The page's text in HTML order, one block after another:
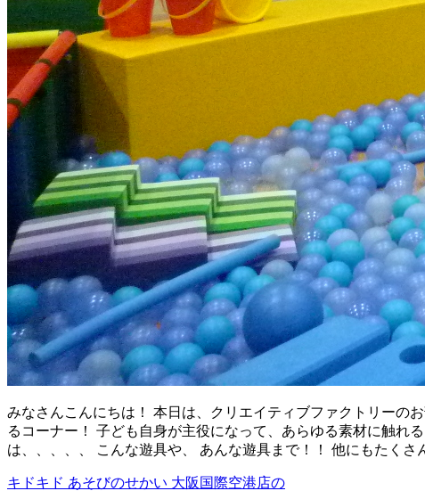
みなさんこんにちは！ 本日は、クリエイティブファクトリーの
るコーナー！ 子ども自身が主役になって、あらゆる素材に触れ
は、、、、、 こんな遊具や、 あんな遊具まで！！ 他にもたく
キドキド あそびのせかい 大阪国際空港店の